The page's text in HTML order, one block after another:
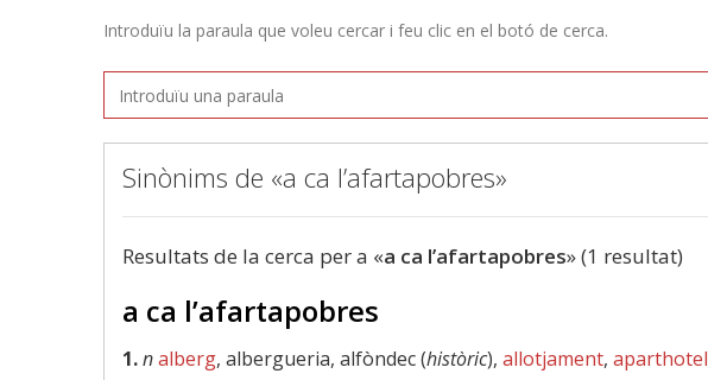
Introduïu la paraula que voleu cercar i feu clic en el botó de cerca.
Sinònims de «a ca l’afartapobres»
Resultats de la cerca per a «a ca l’afartapobres» (1 resultat)
a ca l’afartapobres
1.nalberg, albergueria, alfòndec (històric), allotjament, aparthotel